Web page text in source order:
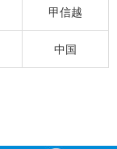
甲信越
中国